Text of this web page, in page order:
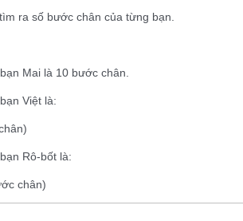
ra số bước chân của từng bạn.
Mai là 10 bước chân.
Việt là:
Rô-bốt là:
chân)